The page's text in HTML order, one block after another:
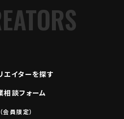
エイターを探す
相談フォーム
（会員限定）